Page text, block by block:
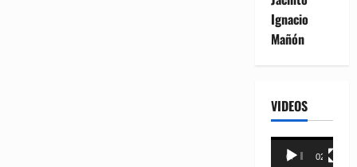
Ignacio
Mañón
VIDEOS
Reproductor
00:00 02:18